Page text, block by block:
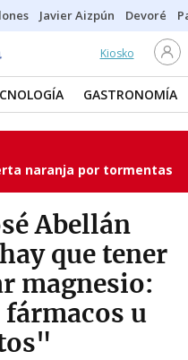
Javier Aizpún Devoré
Kiosko
GASTRONOMÍA
naranja por tormentas
Abellán
que tener
magnesio:
u